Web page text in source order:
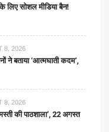
सोशल मीडिया बैन!
8, 2026
ने बताया ‘आत्मघाती कदम’,
8, 2026
की पाठशाला’, 22 अगस्त